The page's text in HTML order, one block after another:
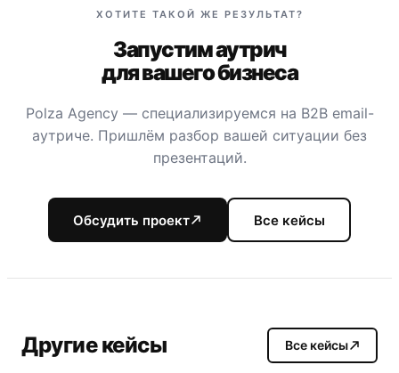
ХОТИТЕ ТАКОЙ ЖЕ РЕЗУЛЬТАТ?
Запустим аутрич
для вашего бизнеса
Polza Agency — специализируемся на B2B email-
аутриче. Пришлём разбор вашей ситуации без
презентаций.
Обсудить проект Все кейсы
Другие кейсы Все кейсы